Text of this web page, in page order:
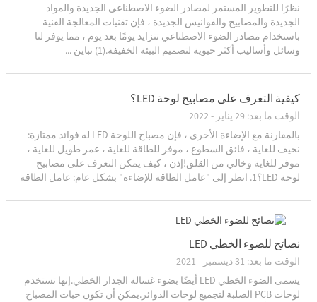
نظرًا للتطوير المستمر لمصادر الضوء الاصطناعي الجديدة والمواد
الجديدة والمصابيح والفوانيس الجديدة ، فإن تقنيات المعالجة الفنية
باستخدام مصادر الضوء الاصطناعي تتزايد يومًا بعد يوم ، مما يوفر لنا
وسائل وأساليب أكثر حيوية لتصميم البيئة الخفيفة.(1) تباين ...
كيفية التعرف على مصابيح لوحة LED؟
الوقت ما بعد: 29 يناير - 2022
بالمقارنة مع الإضاءة الأخرى ، فإن مصباح اللوحة LED له فوائد ممتازة:
نحيف للغاية ، فائق السطوع ، موفر للطاقة للغاية ، عمر طويل للغاية ،
موفر للغاية وخالي من القلق!إذن ، كيف يمكن التعرف على مصابيح
لوحة LED؟1. انظر إلى "عامل الطاقة للإضاءة" بشكل عام: عامل الطاقة
نصائح للضوء الخطي LED
الوقت ما بعد: 31 ديسمبر - 2021
يسمى الضوء الخطي LED أيضًا بضوء غسالة الجدار الخطي.إنها تستخدم
لوحات PCB الصلبة لتجميع لوحات الدوائر.يمكن أن تكون حبات المصباح